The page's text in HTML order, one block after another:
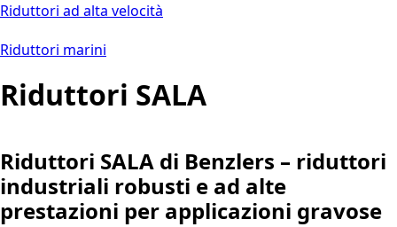
Riduttori ad alta velocità
Riduttori marini
Riduttori SALA
Riduttori SALA di Benzlers – riduttori
industriali robusti e ad alte
prestazioni per applicazioni gravose